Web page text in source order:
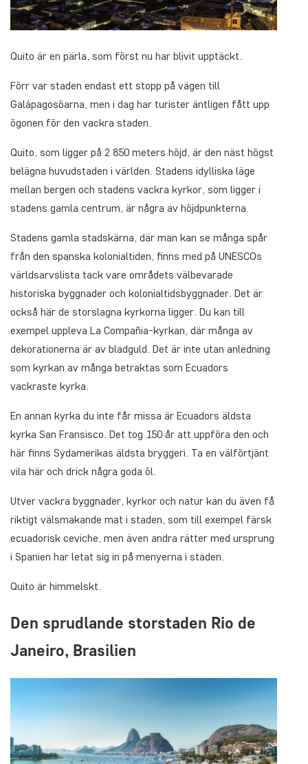
Quito är en pärla, som först nu har blivit upptäckt.
Förr var staden endast ett stopp på vägen till
Galápagosöarna, men i dag har turister äntligen fått upp
ögonen för den vackra staden.
Quito, som ligger på 2 850 meters höjd, är den näst högst
belägna huvudstaden i världen. Stadens idylliska läge
mellan bergen och stadens vackra kyrkor, som ligger i
stadens gamla centrum, är några av höjdpunkterna.
Stadens gamla stadskärna, där man kan se många spår
från den spanska kolonialtiden, finns med på UNESCOs
världsarvslista tack vare områdets välbevarade
historiska byggnader och kolonialtidsbyggnader. Det är
också här de storslagna kyrkorna ligger. Du kan till
exempel uppleva La Compañia-kyrkan, där många av
dekorationerna är av bladguld. Det är inte utan anledning
som kyrkan av många betraktas som Ecuadors
vackraste kyrka.
En annan kyrka du inte får missa är Ecuadors äldsta
kyrka San Fransisco. Det tog 150 år att uppföra den och
här finns Sydamerikas äldsta bryggeri. Ta en välförtjänt
vila här och drick några goda öl.
Utver vackra byggnader, kyrkor och natur kan du även få
riktigt välsmakande mat i staden, som till exempel färsk
ecuadorisk ceviche, men även andra rätter med ursprung
i Spanien har letat sig in på menyerna i staden.
Quito är himmelskt.
Den sprudlande storstaden Rio de
Janeiro, Brasilien